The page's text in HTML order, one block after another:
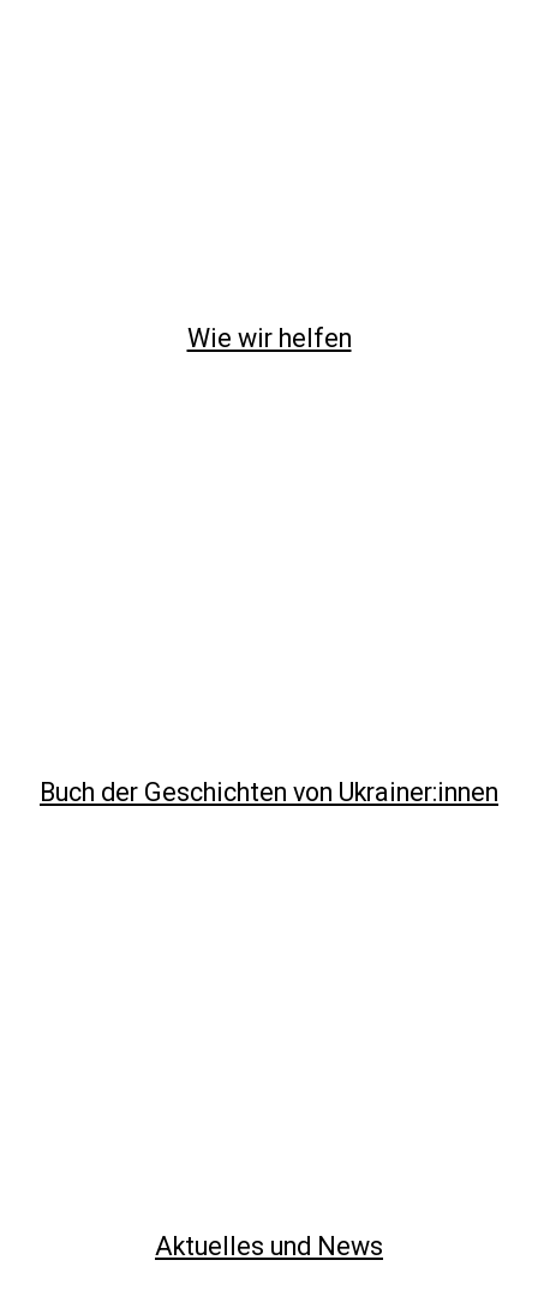
Wie wir helfen
Buch der Geschichten von Ukrainer:innen
Aktuelles und News